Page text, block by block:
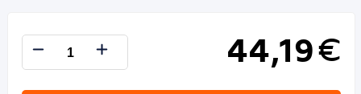
44,19€